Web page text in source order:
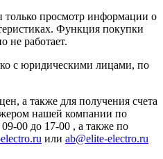
только просмотр информации о
Функция покупки
не работает.
с юридическими лицами, по
а также для получения счета
нашей компании по
00 до 17-00 , а также по
или ab@elite-electro.ru